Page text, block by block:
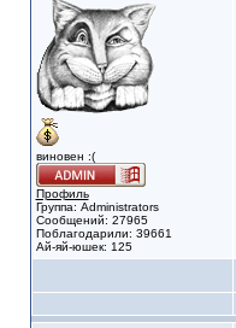
виновен :(
Профиль
Группа: Administrators
Сообщений: 27965
Поблагодарили: 39661
Ай-яй-юшек: 125